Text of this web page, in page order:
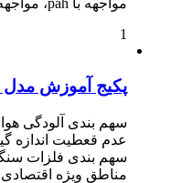
مواجهه با pah، مواجهه با btex، مواجهه با مواد سمی
1
پکیج آموزش مدل CMB
عدم قعطیت اندازه
مناطق ویژه اقتصادی